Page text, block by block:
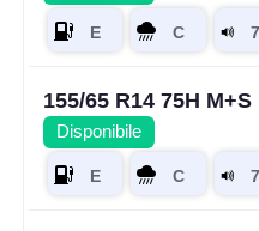
155/65 R14 75H M+S
Disponibile